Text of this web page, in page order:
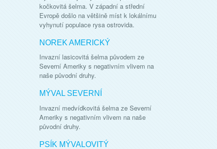
kočkovitá šelma. V západní a střední
Evropě došlo na většině míst k lokálnímu
vyhynutí populace rysa ostrovida.
NOREK AMERICKÝ
Invazní lasicovitá šelma původem ze
Severní Ameriky s negativním vlivem na
naše původní druhy.
MÝVAL SEVERNÍ
Invazní medvídkovitá šelma ze Severní
Ameriky s negativním vlivem na naše
původní druhy.
PSÍK MÝVALOVITÝ